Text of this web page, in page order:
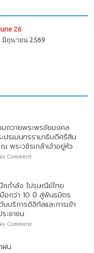
26
ถุนายน 2569
ถวายพระพรชัยมงคล
ปรเมนทรรามาธิบดีศรีสิน
พระวชิรเกล้าเจ้าอยู่หัว
Comment
กำลัง ไปรษณีย์ไทย
อกว่า 10 ปี สู่พันธมิตร
บริการดิจิทัลและการเข้า
ะชาชน
Comment
ฝน